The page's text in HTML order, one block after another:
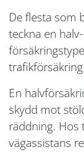
De flesta som
teckna en
En
skydd mot
räddning. Hos
vägassistans